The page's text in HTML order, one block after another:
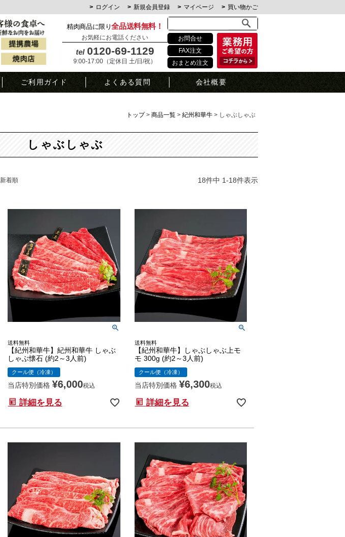
ログイン 新規会員登録 マイページ 買い物かご
精肉商品に限り全品送料無料！
お気軽にお電話ください
tel 0120-69-1129
9:00-17:00（定休日 土/日/祝）
お問合せ
FAX注文
おまとめ注文
ご利用ガイド よくある質問 会社概要
トップ 商品一覧 紀州和華牛 しゃぶしゃぶ
しゃぶしゃぶ
新着順 18件中 1-18件表示
送料無料
【紀州和華牛】紀州和華牛 しゃぶ
しゃぶ懐石 (約2～3人前)
クール便（冷凍）
当店特別価格 ¥6,000税込
詳細を見る
送料無料
【紀州和華牛】しゃぶしゃぶ上モ
モ 300g (約2～3人前)
クール便（冷凍）
当店特別価格 ¥6,300税込
詳細を見る